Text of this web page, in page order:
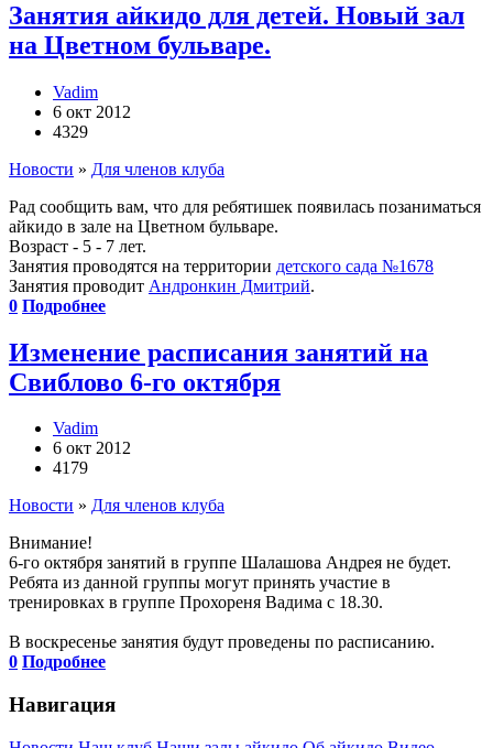
Занятия айкидо для детей. Новый зал
на Цветном бульваре.
Vadim
6 окт 2012
4329
Новости » Для членов клуба
Рад сообщить вам, что для ребятишек появилась позаниматься
айкидо в зале на Цветном бульваре.
Возраст - 5 - 7 лет.
Занятия проводятся на территории детского сада №1678
Занятия проводит Андронкин Дмитрий.
0 Подробнее
Изменение расписания занятий на
Свиблово 6-го октября
Vadim
6 окт 2012
4179
Новости » Для членов клуба
Внимание!
6-го октября занятий в группе Шалашова Андрея не будет.
Ребята из данной группы могут принять участие в
тренировках в группе Прохореня Вадима с 18.30.
В воскресенье занятия будут проведены по расписанию.
0 Подробнее
Навигация